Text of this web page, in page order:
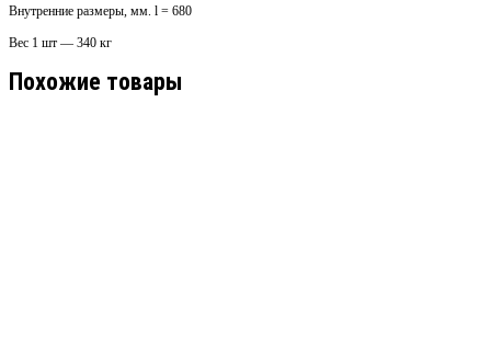
Внутренние размеры, мм. l = 680
Вес 1 шт — 340 кг
Похожие товары